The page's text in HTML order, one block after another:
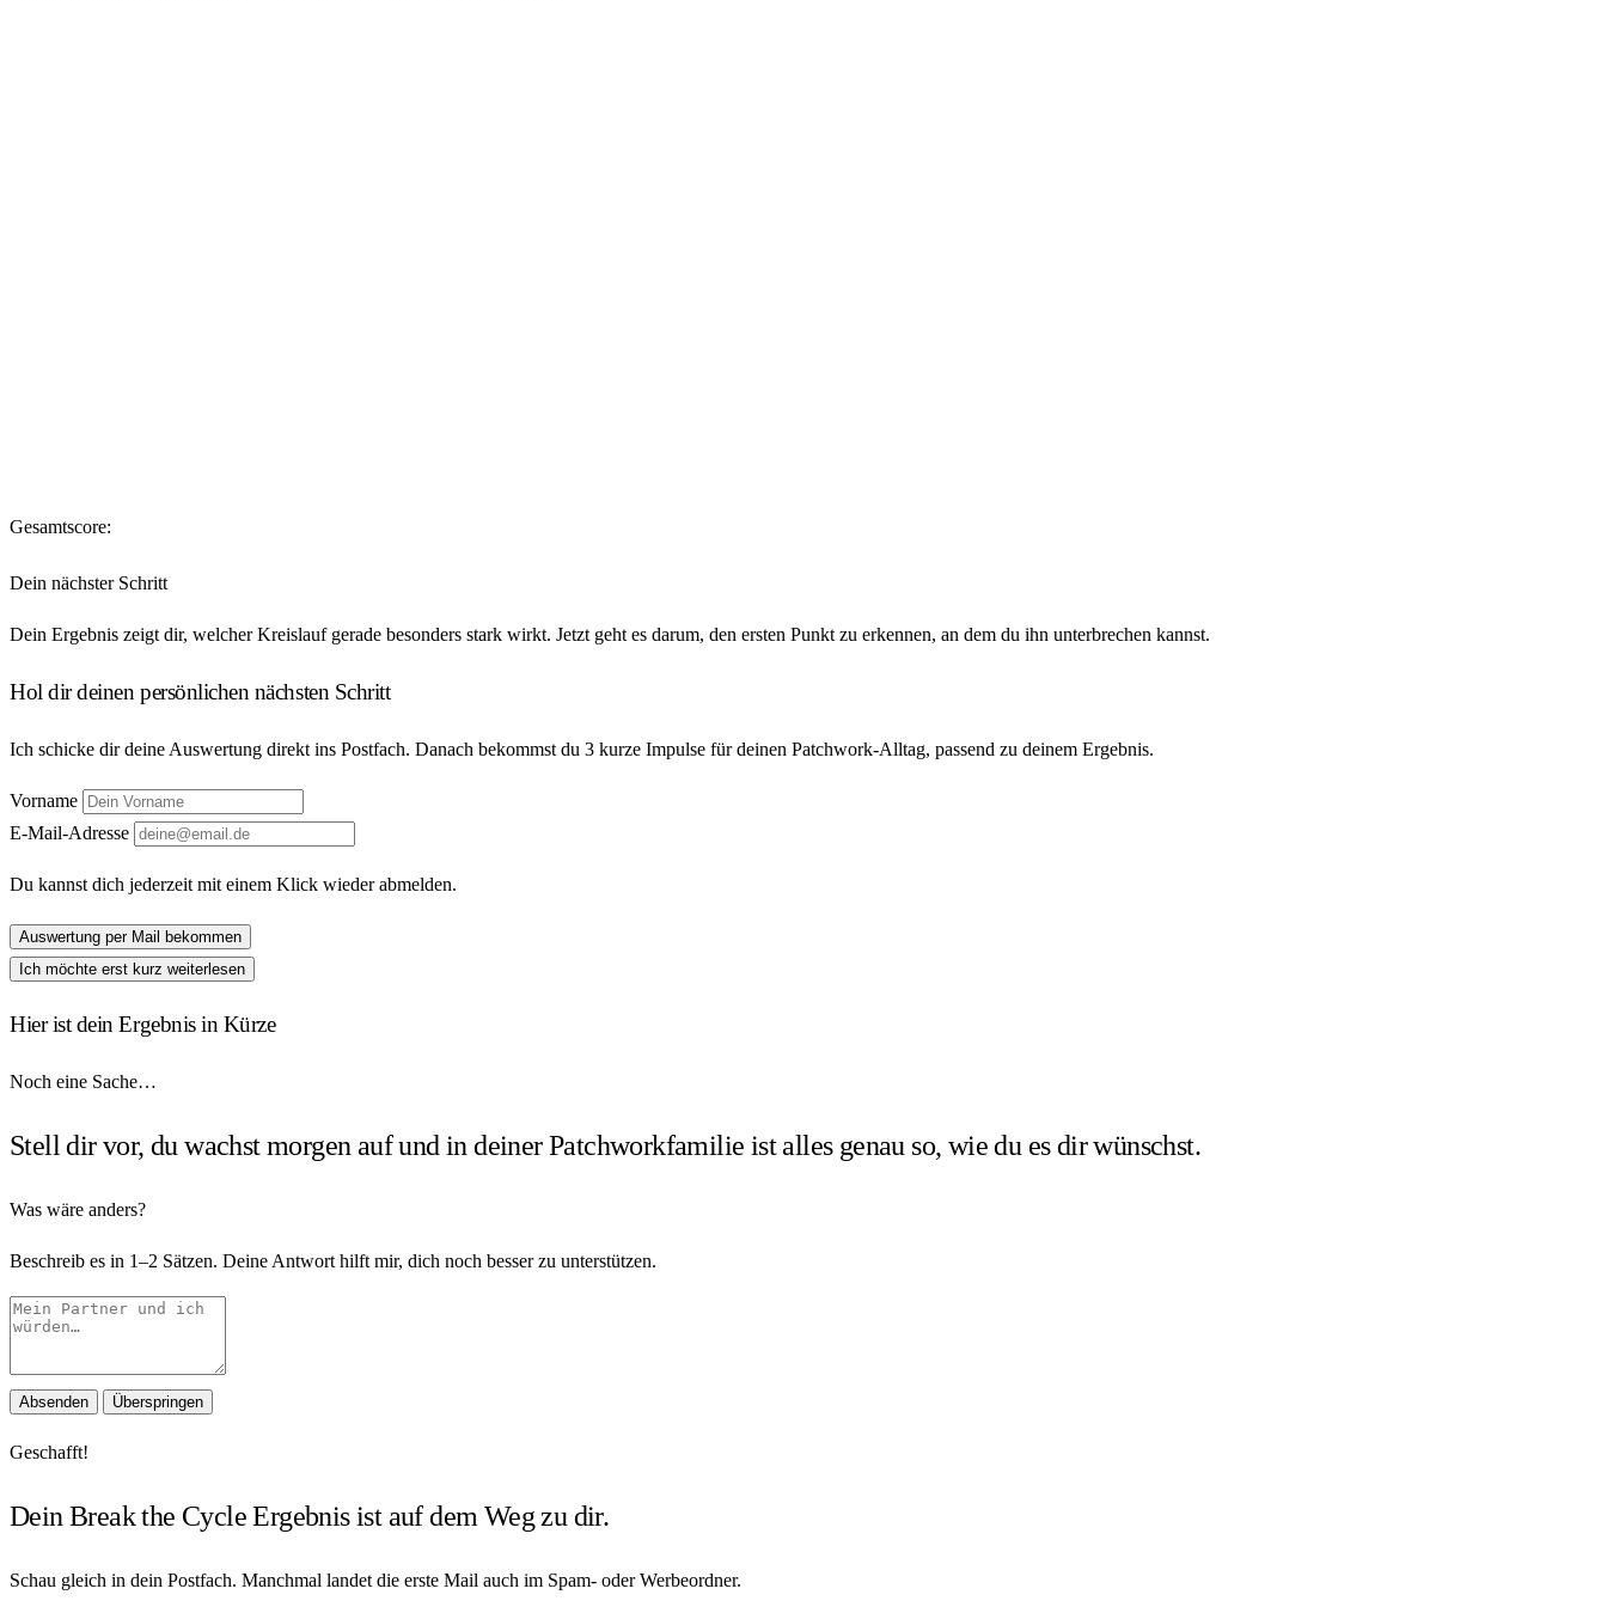
Gesamtscore:
Dein nächster Schritt
Dein Ergebnis zeigt dir, welcher Kreislauf gerade besonders stark wirkt. Jetzt geht es darum, den ersten Punkt zu erkennen, an dem du ihn unterbrechen kannst.
Hol dir deinen persönlichen nächsten Schritt
Ich schicke dir deine Auswertung direkt ins Postfach. Danach bekommst du 3 kurze Impulse für deinen Patchwork-Alltag, passend zu deinem Ergebnis.
Vorname
E-Mail-Adresse
Du kannst dich jederzeit mit einem Klick wieder abmelden.
Auswertung per Mail bekommen
Ich möchte erst kurz weiterlesen
Hier ist dein Ergebnis in Kürze
Noch eine Sache…
Stell dir vor, du wachst morgen auf und in deiner Patchworkfamilie ist alles genau so, wie du es dir wünschst.
Was wäre anders?
Beschreib es in 1–2 Sätzen. Deine Antwort hilft mir, dich noch besser zu unterstützen.
Absenden Überspringen
Geschafft!
Dein Break the Cycle Ergebnisist auf dem Weg zu dir.
Schau gleich in dein Postfach. Manchmal landet die erste Mail auch im Spam- oder Werbeordner.